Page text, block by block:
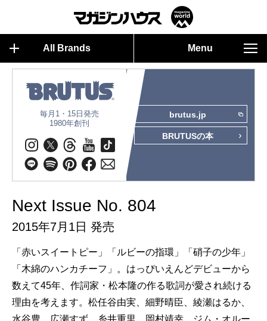
All Brands Menu
毎月1・15日発売
1980年創刊
brutus.jp
BRUTUSの本
Next Issue No. 804
2015年7月1日 発売
「赤いスイートピー」「ルビーの指環」「硝子の少年」
「木綿のハンカチーフ」。はっぴいえんどデビューから
数えて45年、作詞家・松本隆の作る歌詞が愛され続ける
理由を考えます。松任谷由実、細野晴臣、綾瀬はるか、
水谷豊、広瀬すず、糸井重里、岡村靖幸、ジム・オルー